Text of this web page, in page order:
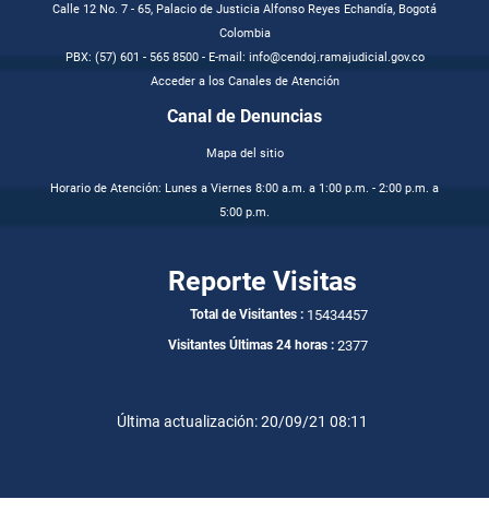
Calle 12 No. 7 - 65, Palacio de Justicia Alfonso Reyes Echandía, Bogotá
Colombia
PBX: (57) 601 - 565 8500 - E-mail: info@cendoj.ramajudicial.gov.co
Acceder a los Canales de Atención
Canal de Denuncias
Mapa del sitio
Horario de Atención: Lunes a Viernes 8:00 a.m. a 1:00 p.m. - 2:00 p.m. a
5:00 p.m.
Reporte Visitas
Total de Visitantes : 15434457
Visitantes Últimas 24 horas : 2377
Última actualización: 20/09/21 08:11